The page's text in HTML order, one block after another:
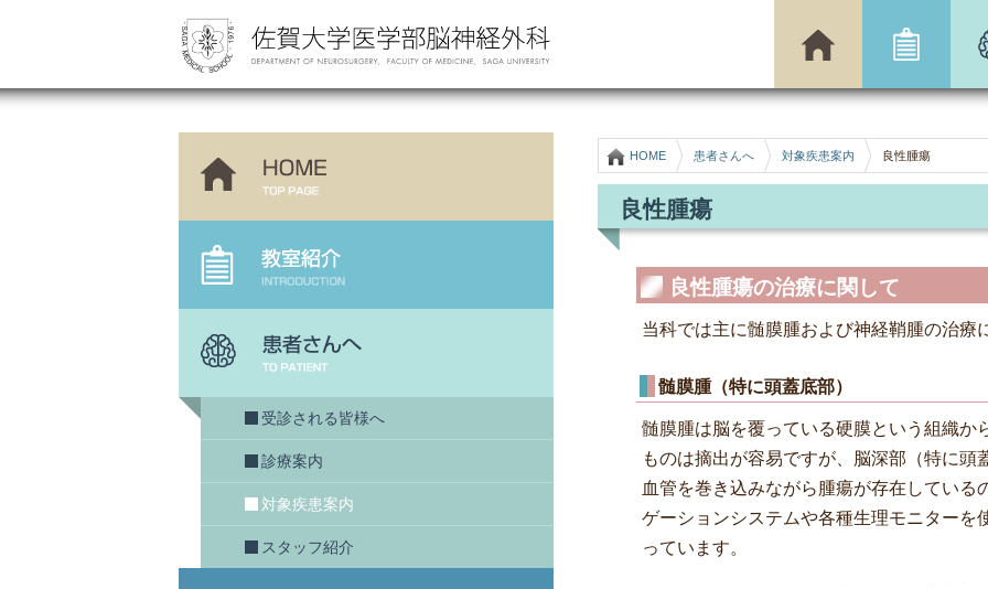
HOME 患者さんへ 対象疾患案内 良性腫瘍
良性腫瘍
良性腫瘍の治療に関して
当科では主に髄膜腫および神経鞘腫の治療
髄膜腫（特に頭蓋底部）
髄膜腫は脳を覆っている硬膜という組織か
ものは摘出が容易ですが、脳深部（特に
血管を巻き込みながら腫瘍が存在してい
ゲーションシステムや各種生理モニターを
っています。
受診される皆様へ
診療案内
対象疾患案内
スタッフ紹介